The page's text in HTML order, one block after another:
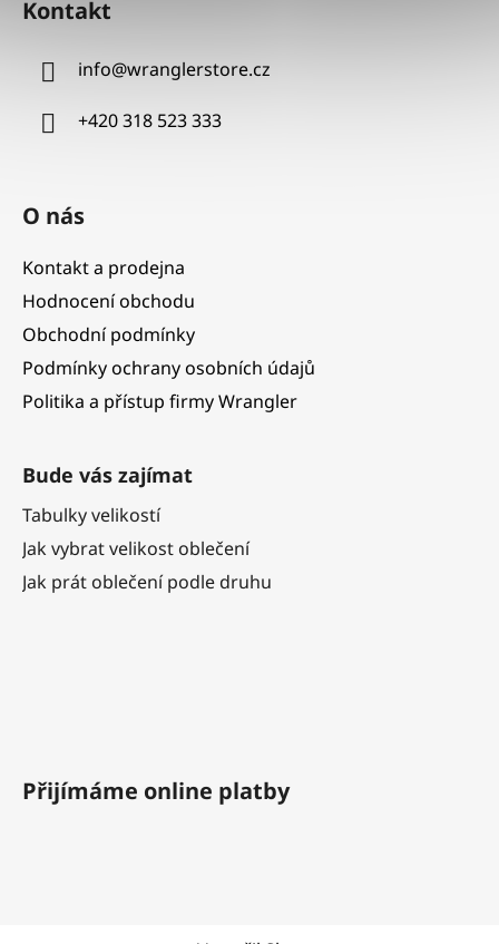
Kontakt
info@wranglerstore.cz
+420 318 523 333
O nás
Kontakt a prodejna
Hodnocení obchodu
Obchodní podmínky
Podmínky ochrany osobních údajů
Politika a přístup firmy Wrangler
Bude vás zajímat
Tabulky velikostí
Jak vybrat velikost oblečení
Jak prát oblečení podle druhu
Přijímáme online platby